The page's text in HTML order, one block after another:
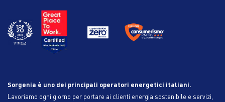
Sorgenia è uno dei principali operatori energetici italiani.
Lavoriamo ogni giorno per portare ai clienti energia sostenibile e servizi,